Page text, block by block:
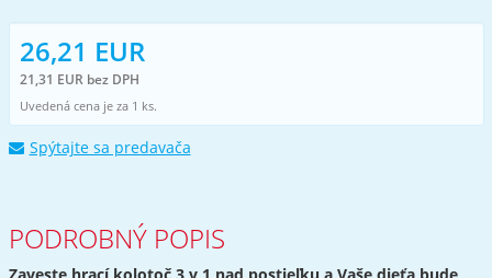
26,21 EUR
21,31 EUR bez DPH
Uvedená cena je za 1 ks.
Spýtajte sa predavača
PODROBNÝ POPIS